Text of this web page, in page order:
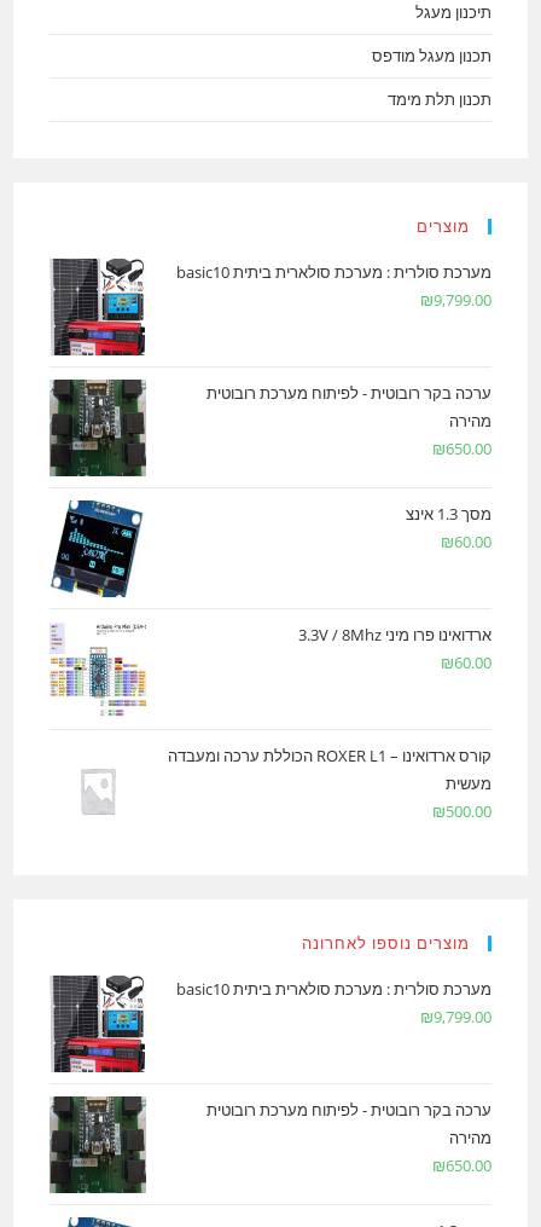
תיכנון מעגל
תכנון מעגל מודפס
תכנון תלת מימד
מוצרים
מערכת סולרית : מערכת סולארית ביתית basic10
₪9,799.00
ערכה בקר רובוטית - לפיתוח מערכת רובוטית
מהירה
₪650.00
מסך 1.3 אינצ
₪60.00
ארדואינו פרו מיני 3.3V / 8Mhz
₪60.00
קורס ארדואינו – ROXER L1 הכוללת ערכה ומעבדה
מעשית
₪500.00
מוצרים נוספו לאחרונה
מערכת סולרית : מערכת סולארית ביתית basic10
₪9,799.00
ערכה בקר רובוטית - לפיתוח מערכת רובוטית
מהירה
₪650.00